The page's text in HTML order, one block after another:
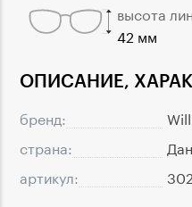
ОПИСАНИЕ,
бренд:
страна:
артикул:
высота
42 мм